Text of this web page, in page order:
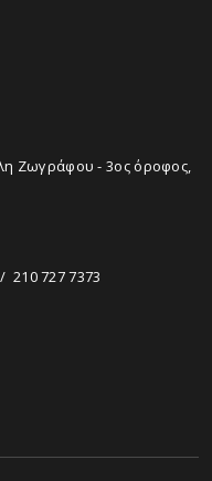
Ζωγράφου - 3ος όροφος,
727 7373